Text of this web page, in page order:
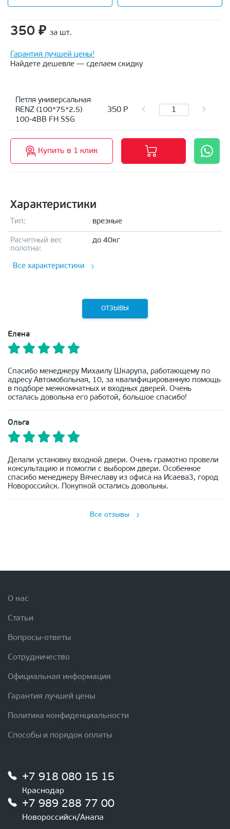
350 ₽ за шт.
Гарантия лучшей цены!
Найдете дешевле — сделаем скидку
Петля универсальная
RENZ (100*75*2.5)
100-4BB FH SSG
350 Р
Купить в 1 клик
Характеристики
Тип: врезные
Расчетный вес
полотна:
до 40кг
Все характеристики
ОТЗЫВЫ
Елена
Спасибо менеджеру Михаилу Шкарупа, работающему по
адресу Автомобольная, 10, за квалифицированную помощь
в подборе межкомнатных и входных дверей. Очень
осталась довольна его работой, большое спасибо!
Ольга
Делали установку входной двери. Очень грамотно провели
консультацию и помогли с выбором двери. Особенное
спасибо менеджеру Вячеславу из офиса на Исаева3, город
Новороссийск. Покупкой остались довольны.
Все отзывы
О нас
Статьи
Вопросы-ответы
Сотрудничество
Официальная информация
Гарантия лучшей цены
Политика конфиденциальности
Способы и порядок оплаты
+7 918 080 15 15
Краснодар
+7 989 288 77 00
Новороссийск/Анапа